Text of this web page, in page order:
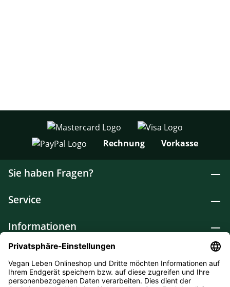
Rechnung Vorkasse
Sie haben Fragen?
Service
Informationen
Lebensmittel
Drogerie